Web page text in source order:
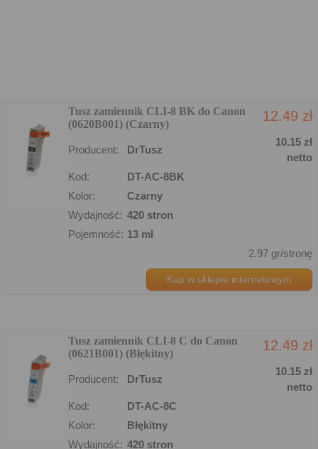
Tusz zamiennik CLI-8 BK do Canon
(0620B001) (Czarny)
12.49 zł
Producent: DrTusz
10.15 zł
netto
Kod:
DT-AC-8BK
Kolor:
Czarny
Wydajność: 420 stron
Pojemność: 13 ml
2.97 gr/stronę
Kup w sklepie internetowym
Tusz zamiennik CLI-8 C do Canon
(0621B001) (Błękitny)
12.49 zł
Producent: DrTusz
10.15 zł
netto
Kod:
DT-AC-8C
Kolor:
Błękitny
Wydajność: 420 stron